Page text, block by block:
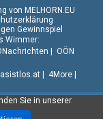
Sie in unserer
von MELHORN.EU
Gewinnspiel
Wimmer:
OÖN
| 4More|